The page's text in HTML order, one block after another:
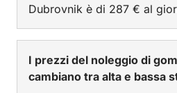
Dubrovnik è di 287 € al
I prezzi del noleggio di
cambiano tra alta e bassa